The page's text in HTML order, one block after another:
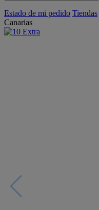
Estado de mi pedido Tiendas
Canarias